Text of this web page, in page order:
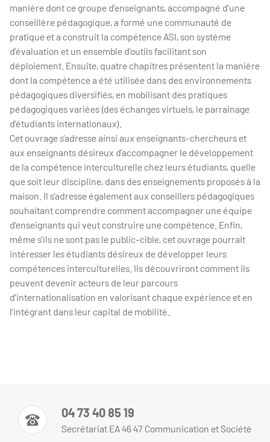
manière dont ce groupe d’enseignants, accompagné d’une
conseillère pédagogique, a formé une communauté de
pratique et a construit la compétence ASI, son système
d’évaluation et un ensemble d’outils facilitant son
déploiement. Ensuite, quatre chapitres présentent la manière
dont la compétence a été utilisée dans des environnements
pédagogiques diversifiés, en mobilisant des pratiques
pédagogiques variées (des échanges virtuels, le parrainage
d’étudiants internationaux).
Cet ouvrage s’adresse ainsi aux enseignants-chercheurs et
aux enseignants désireux d’accompagner le développement
de la compétence interculturelle chez leurs étudiants, quelle
que soit leur discipline, dans des enseignements proposésà la
maison . Il s’adresse également aux conseillers pédagogiques
souhaitant comprendre comment accompagner une équipe
d’enseignants qui veut construire une compétence. Enfin,
même s’ils ne sont pas le public-cible, cet ouvrage pourrait
intéresser les étudiants désireux de développer leurs
compétences interculturelles. Ils découvriront comment ils
peuvent devenir acteurs de leur parcours
d’internationalisation en valorisant chaque expérience et en
l’intégrant dans leur capital de mobilité.
04 73 40 85 19
Secrétariat EA 46 47 Communication et Société